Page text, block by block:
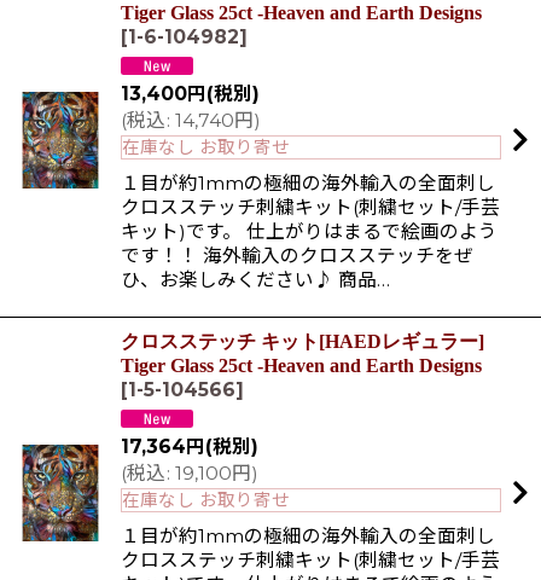
Tiger Glass 25ct -Heaven and Earth Designs
[1-6-104982]
13,400円(税別)
(税込: 14,740円)
在庫なし お取り寄せ
１目が約1mmの極細の海外輸入の全面刺し
クロスステッチ刺繍キット(刺繍セット/手芸
キット)です。 仕上がりはまるで絵画のよう
です！！ 海外輸入のクロスステッチをぜ
ひ、お楽しみください♪ 商品…
クロスステッチ キット[HAEDレギュラー]
Tiger Glass 25ct -Heaven and Earth Designs
[1-5-104566]
17,364円(税別)
(税込: 19,100円)
在庫なし お取り寄せ
１目が約1mmの極細の海外輸入の全面刺し
クロスステッチ刺繍キット(刺繍セット/手芸